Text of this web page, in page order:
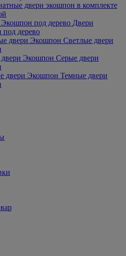
двери экошпон в комплекте
Двери
дерево
Светлые двери
Серые двери
Темные двери